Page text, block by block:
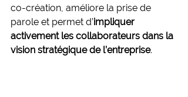
co-création, améliore la prise de
parole et permet d’impliquer
activement les collaborateurs dans la
vision stratégique de l’entreprise.